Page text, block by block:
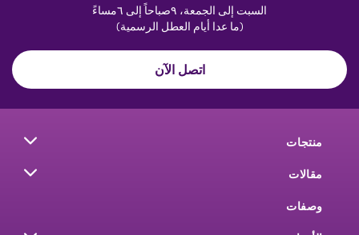
السبت إلى الجمعة، ٩صباحاً إلى ٦مساءً
(ما عدا أيام العطل الرسمية)
اتصل الآن
منتجات
مقالات
وصفات